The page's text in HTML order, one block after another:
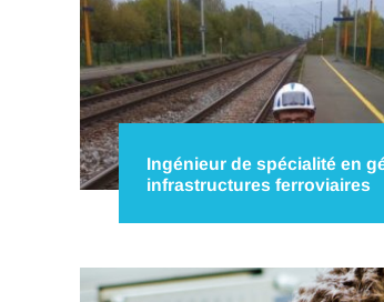
Ingénieur de spécialité en
infrastructures ferroviaires
infrastructures ferroviaires d’IMT
accrédité par la CTI et accessible en